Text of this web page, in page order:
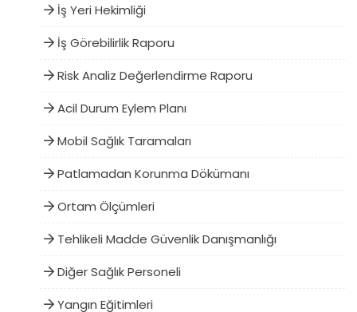
İş Yeri Hekimliği
İş Görebilirlik Raporu
Risk Analiz Değerlendirme Raporu
Acil Durum Eylem Planı
Mobil Sağlık Taramaları
Patlamadan Korunma Dökümanı
Ortam Ölçümleri
Tehlikeli Madde Güvenlik Danışmanlığı
Diğer Sağlık Personeli
Yangın Eğitimleri